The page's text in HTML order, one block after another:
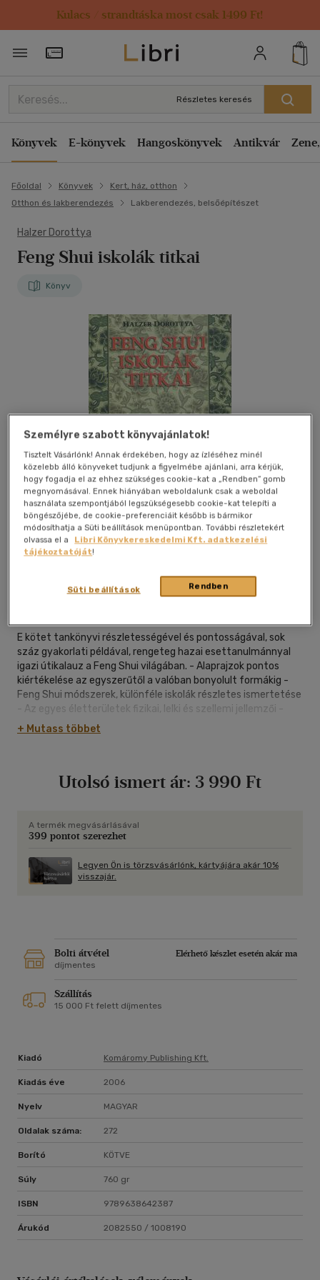
Kulacs / strandtáska most csak 1499 Ft!
Törzsvásárlói Kártya adatai
Részletes keresés
Könyvek E-könyvek Hangoskönyvek Antikvár
Főoldal Könyvek
Kert, ház, otthon
Otthon és lakberendezés
Lakberendezés, belsőépítészet
Halzer Dorottya
Feng Shui iskolák titkai
Könyv
Kívánságlistához adom Megosztom
Komáromy Publishing Kft.| magyar nyelvű
E kötet tankönyvi részletességével és pontosságával, sok
száz gyakorlati példával, rengeteg hazai esettanulmánnyal
igazi útikalauz a Feng Shui világában. - Alaprajzok pontos
kiértékelése az egyszerűtől a valóban bonyolult formákig -
Feng Shui módszerek, különféle iskolák részletes ismertetése
- Az egyes életterületek fizikai, lelki és szellemi jellemzői -
Európai és kínai szimbólumok jelentése, használatuk pontos
módja - Növények, kövek és illatok alkalmazása az egyes
tértisztítás, ami nélkül a Feng Shui hatástalan - Feng Shui
padlásig, fontos tudnivalók a Feng Shui szerinti tervezéshez,
berendezéshez és átalakításhoz - Esettanulmányok valódi
szerzőjének legújabb kötete.
+ Mutass többet
Utolsó ismert ár: 3 990 Ft
A termék megvásárlásával
399 pontot szerezhet
Legyen Ön is törzsvásárlónk, kártyájára akár 10%
visszajár.
Bolti átvétel
Elérhető készlet esetén akár ma
díjmentes
Szállítás
15 000 Ft felett díjmentes
Kiadó Komáromy Publishing Kft.
Kiadás éve 2006
Nyelv MAGYAR
Oldalak száma: 272
Borító KÖTVE
Súly 760 gr
ISBN 9789638642387
Árukód 2082550 / 1008190
Személyre szabott könyvajánlatok!
Tisztelt Vásárlónk! Annak érdekében, hogy az ízléséhez minél
közelebb álló könyveket tudjunk a figyelmébe ajánlani, arra kérjük,
hogy fogadja el az ehhez szükséges cookie-kat a „Rendben” gomb
megnyomásával. Ennek hiányában weboldalunk csak a weboldal
használata szempontjából legszükségesebb cookie-kat telepíti a
böngészőjébe, de cookie-preferenciáit később is bármikor
módosíthatja a Süti beállítások menüpontban. További részletekért
olvassa el a
Libri Könyvkereskedelmi Kft. adatkezelési
tájékoztatóját!
Rendben
Süti beállítások